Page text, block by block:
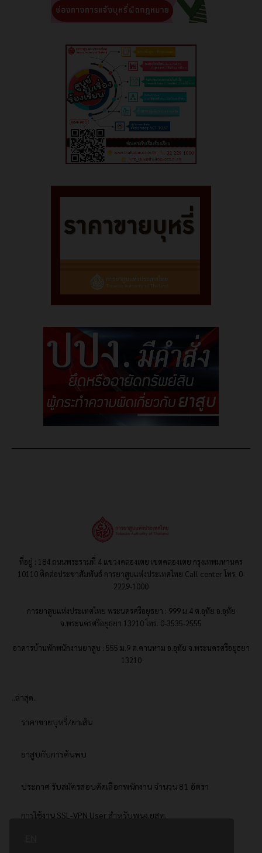
ที่อยู่ : 184 ถนนพระรามที่ 4 แขวงคลองเตย เขตคลองเตย กรุงเทพมหานคร
10110 ติดต่อประชาสัมพันธ์ การยาสูบแห่งประเทศไทย Call center โทร. 0-
2229-1000
การยาสูบแห่งประเทศไทย พระนครศรีอยุธยา : 999 ม.4 ต.อุทัย อ.อุทัย
จ.พระนครศรีอยุธยา 13210 โทร. 0-3535-2555
อาคารบ้านพักพนักงานยาสูบ : 555 ม.9 ต.คานหาม อ.อุทัย จ.พระนครศรีอยุธยา
13210
..ล่าสุด..
ราคาขายบุหรี่/ยาเส้น
ยาสูบกับการค้นพบ
ประกาศ รับสมัครสอบคัดเลือกพนักงาน จำนวน 81 อัตรา
การใช้งาน SSL-VPN User สำหรับพนง.ยสท.